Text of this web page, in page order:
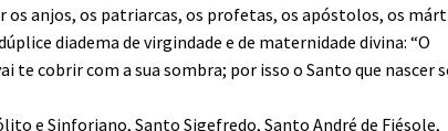
os anjos, os patriarcas, os profetas, os apóstolos, os
diadema de virgindade e de maternidade divina: “O
cobrir com a sua sombra; por isso o Santo que nascer
e Sinforiano, Santo Sigefredo, Santo André de Fiésole,